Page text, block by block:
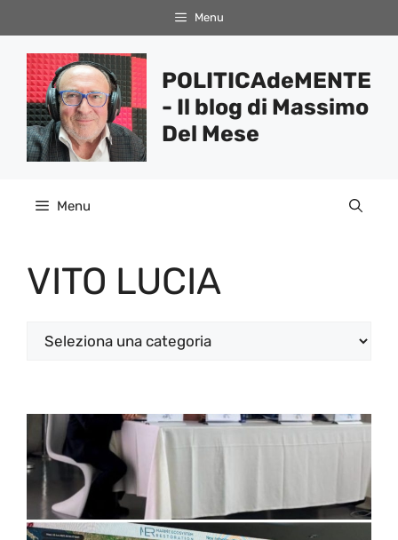
al
contenuto
Menu
POLITICAdeMENTE
- Il blog di Massimo
Del Mese
Menu
VITO LUCIA
Categorie